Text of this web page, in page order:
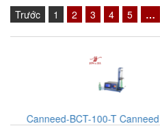
Trước
1 2 3 4 5 …
Seam Sight-C